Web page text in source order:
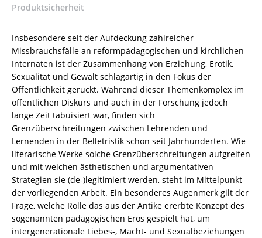
–
9783826062780
/
978-
3-
8260-
6278-
0
/
978-
3-
82-
606278-
0
Menge
Produktsicherheit
Insbesondere seit der Aufdeckung zahlreicher
Missbrauchsfälle an reformpädagogischen und kirchlichen
Internaten ist der Zusammenhang von Erziehung, Erotik,
Sexualität und Gewalt schlagartig in den Fokus der
Öffentlichkeit gerückt. Während dieser Themenkomplex im
öffentlichen Diskurs und auch in der Forschung jedoch
lange Zeit tabuisiert war, finden sich
Grenzüberschreitungen zwischen Lehrenden und
Lernenden in der Belletristik schon seit Jahrhunderten. Wie
literarische Werke solche Grenzüberschreitungen aufgreifen
und mit welchen ästhetischen und argumentativen
Strategien sie (de-)legitimiert werden, steht im Mittelpunkt
der vorliegenden Arbeit. Ein besonderes Augenmerk gilt der
Frage, welche Rolle das aus der Antike ererbte Konzept des
sogenannten pädagogischen Eros gespielt hat, um
intergenerationale Liebes-, Macht- und Sexualbeziehungen